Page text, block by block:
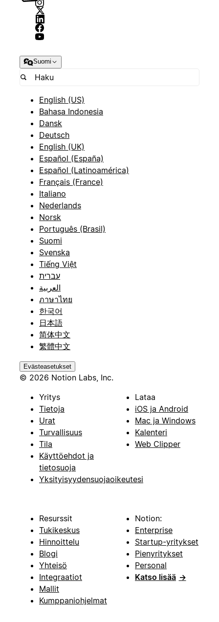
Suomi
English (US)
Bahasa Indonesia
Dansk
Deutsch
English (UK)
Español (España)
Español (Latinoamérica)
Français (France)
Italiano
Nederlands
Norsk
Português (Brasil)
Suomi
Svenska
Tiếng Việt
עברית
العربية
ภาษาไทย
한국어
日本語
简体中文
繁體中文
Evästeasetukset
© 2026 Notion Labs, Inc.
Yritys
Tietoja
Urat
Turvallisuus
Tila
Käyttöehdot ja
tietosuoja
Yksityisyydensuojaoikeutesi
Lataa
iOS ja Android
Mac ja Windows
Kalenteri
Web Clipper
Resurssit
Tukikeskus
Hinnoittelu
Blogi
Yhteisö
Integraatiot
Mallit
Kumppaniohjelmat
Notion:
Enterprise
Startup-yritykset
Pienyritykset
Personal
Katso lisää →